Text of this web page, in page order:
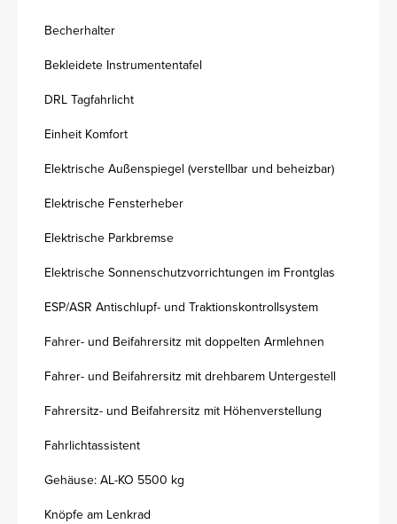
Becherhalter
Bekleidete Instrumententafel
DRL Tagfahrlicht
Einheit Komfort
Elektrische Außenspiegel (verstellbar und beheizbar)
Elektrische Fensterheber
Elektrische Parkbremse
Elektrische Sonnenschutzvorrichtungen im Frontglas
ESP/ASR Antischlupf- und Traktionskontrollsystem
Fahrer- und Beifahrersitz mit doppelten Armlehnen
Fahrer- und Beifahrersitz mit drehbarem Untergestell
Fahrersitz- und Beifahrersitz mit Höhenverstellung
Fahrlichtassistent
Gehäuse: AL-KO 5500 kg
Knöpfe am Lenkrad